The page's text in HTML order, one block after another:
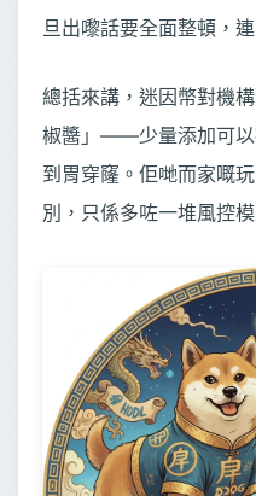
旦出嚟話要全面整頓，連
總括來講，迷因幣對機
椒醬」——少量添加可以
到胃穿窿。佢哋而家嘅
別，只係多咗一堆風控